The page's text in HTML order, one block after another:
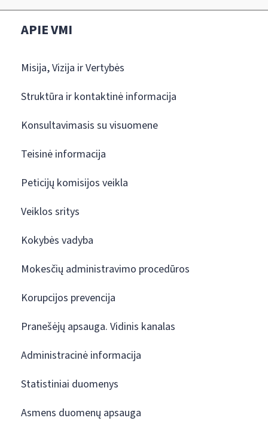
APIE VMI
Misija, Vizija ir Vertybės
Struktūra ir kontaktinė informacija
Konsultavimasis su visuomene
Teisinė informacija
Peticijų komisijos veikla
Veiklos sritys
Kokybės vadyba
Mokesčių administravimo procedūros
Korupcijos prevencija
Pranešėjų apsauga. Vidinis kanalas
Administracinė informacija
Statistiniai duomenys
Asmens duomenų apsauga